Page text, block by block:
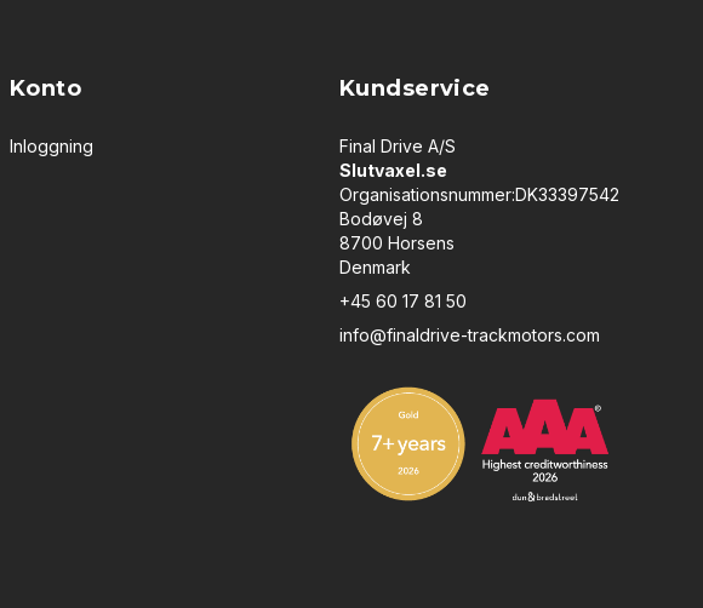
Konto
Inloggning
Kundservice
Final Drive A/S
Slutvaxel.se
Organisationsnummer:DK33397542
Bodøvej 8
8700 Horsens
Denmark
+45 60 17 81 50
info@finaldrive-trackmotors.com